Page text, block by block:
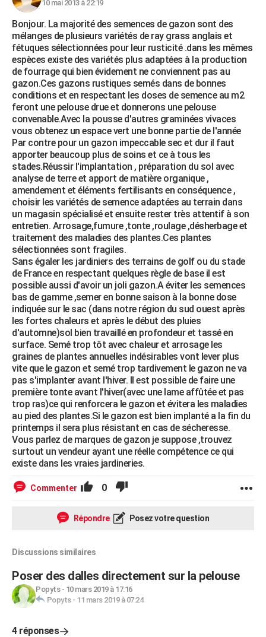
10 mai 2013 à 22:19
Bonjour. La majorité des semences de gazon sont des
mélanges de plusieurs variétés de ray grass anglais et
fétuques sélectionnées pour leur rusticité .dans les mêmes
espèces existe des variétés plus adaptées à la production
de fourrage qui bien évidement ne conviennent pas au
gazon.Ces gazons rustiques semés dans de bonnes
conditions et en respectant les doses de semence au m2
feront une pelouse drue et donnerons une pelouse
convenable.Avec la pousse d'autres graminées vivaces
vous obtenez un espace vert une bonne partie de l'année
Par contre pour un gazon impeccable sec et dur il faut
apporter beaucoup plus de soins et ce à tous les
stades.Réussir l'implantation , préparation du sol avec
analyse de terre et apport de matière organique ,
amendement et éléments fertilisants en conséquence ,
choisir les variétés de semence adaptées au terrain dans
un magasin spécialisé et ensuite rester très attentif à son
entretien. Arrosage,fumure ,tonte ,roulage ,désherbage et
traitement des maladies des plantes.Ces plantes
sélectionnées sont fragiles.
Sans égaler les jardiniers des terrains de golf ou du stade
de France en respectant quelques règle de base il est
possible aussi d'avoir un joli gazon.A éviter les semences
bas de gamme ,semer en bonne saison à la bonne dose
indiquée sur le sac (dans notre région du sud ouest après
les fortes chaleurs et après le début des pluies
d'automne)sol bien travaillé en profondeur et tassé en
surface. Semé trop tôt avec chaleur et arrosage les
graines de plantes annuelles indésirables vont lever plus
vite que le gazon et semé trop tardivement le gazon ne va
pas s'implanter avant l'hiver. Il est possible de faire une
première tonte avant l'hiver(avec une lame affûtée et pas
trop ras)ce qui renforcera le gazon et évitera les maladies
au pied des plantes.Si le gazon est bien implanté a la fin du
printemps il sera plus résistant en cas de sécheresse.
Vous parlez de marques de gazon je suppose ,trouvez
surtout un vendeur ayant une réelle compétence ce qui
existe dans les vraies jardineries.
Commenter 0
Répondre Posez votre question
Discussions similaires
Poser des dalles directement sur la pelouse
Popyts- 10 mars 2019 à 17:16
Popyts- 11 mars 2019 à 07:24
4 réponses